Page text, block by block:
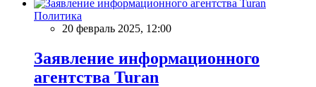
Политика
20 февраль 2025, 12:00
Заявление информационного
агентства Turan